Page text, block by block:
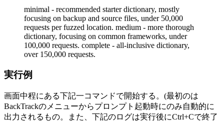
minimal - recommended starter dictionary, mostly
focusing on backup and source files, under 50,000
requests per fuzzed location. medium - more thorough
dictionary, focusing on common frameworks, under
100,000 requests. complete - all-inclusive dictionary,
over 150,000 requests.
実行例
画面中程にある下記一コマンドで開始する。(最初のは
BackTrackのメニューからプロンプト起動時にのみ自動的に
出力されるもの。また、下記のログは実行後にCtrl+Cで終了